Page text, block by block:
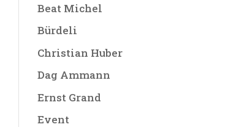
Beat Michel
Bürdeli
Christian Huber
Dag Ammann
Ernst Grand
Event